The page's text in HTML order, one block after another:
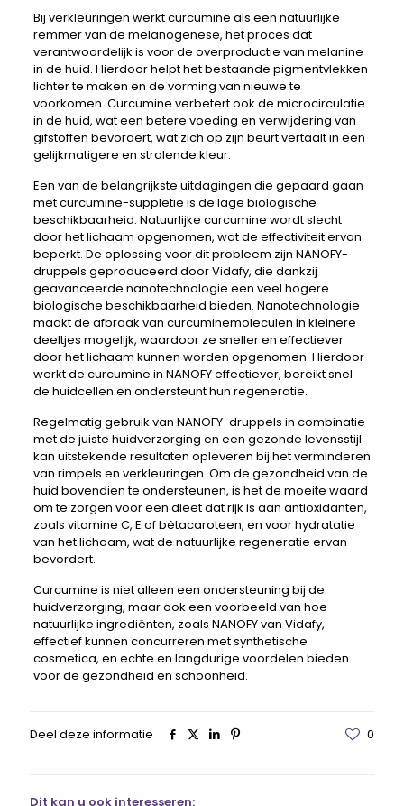
Bij verkleuringen werkt curcumine als een natuurlijke
remmer van de melanogenese, het proces dat
verantwoordelijk is voor de overproductie van melanine
in de huid. Hierdoor helpt het bestaande pigmentvlekken
lichter te maken en de vorming van nieuwe te
voorkomen. Curcumine verbetert ook de microcirculatie
in de huid, wat een betere voeding en verwijdering van
gifstoffen bevordert, wat zich op zijn beurt vertaalt in een
gelijkmatigere en stralende kleur.
Een van de belangrijkste uitdagingen die gepaard gaan
met curcumine-suppletie is de lage biologische
beschikbaarheid. Natuurlijke curcumine wordt slecht
door het lichaam opgenomen, wat de effectiviteit ervan
beperkt. De oplossing voor dit probleem zijn NANOFY-
druppels geproduceerd door Vidafy, die dankzij
geavanceerde nanotechnologie een veel hogere
biologische beschikbaarheid bieden. Nanotechnologie
maakt de afbraak van curcuminemoleculen in kleinere
deeltjes mogelijk, waardoor ze sneller en effectiever
door het lichaam kunnen worden opgenomen. Hierdoor
werkt de curcumine in NANOFY effectiever, bereikt snel
de huidcellen en ondersteunt hun regeneratie.
Regelmatig gebruik van NANOFY-druppels in combinatie
met de juiste huidverzorging en een gezonde levensstijl
kan uitstekende resultaten opleveren bij het verminderen
van rimpels en verkleuringen. Om de gezondheid van de
huid bovendien te ondersteunen, is het de moeite waard
om te zorgen voor een dieet dat rijk is aan antioxidanten,
zoals vitamine C, E of bètacaroteen, en voor hydratatie
van het lichaam, wat de natuurlijke regeneratie ervan
bevordert.
Curcumine is niet alleen een ondersteuning bij de
huidverzorging, maar ook een voorbeeld van hoe
natuurlijke ingrediënten, zoals NANOFY van Vidafy,
effectief kunnen concurreren met synthetische
cosmetica, en echte en langdurige voordelen bieden
voor de gezondheid en schoonheid.
Deel deze informatie 0
Dit kan u ook interesseren: